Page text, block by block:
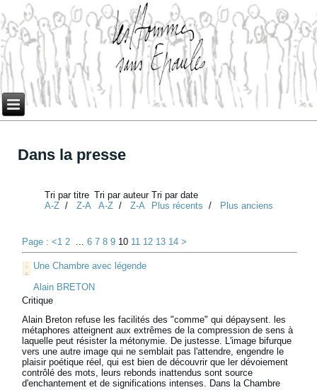
Dans la presse
Tri par titre
A-Z /Z-A
Tri par auteur
A-Z/ Z-A
Tri par date
Plus récents / Plus anciens
Page : <12 ...6789 10 11 12 13 14>
Une Chambre avec légende
Alain BRETON
Critique
Alain Breton refuse les facilités des "comme" qui dépaysent. les
métaphores atteignent aux extrêmes de la compression de sens à
laquelle peut résister la métonymie. De justesse. L'image bifurque
vers une autre image qui ne semblait pas l'attendre, engendre le
plaisir poétique réel, qui est bien de découvrir que ler dévoiement
contrôlé des mots, leurs rebonds inattendus sont source
d'enchantement et de significations intenses. Dans la Chambre